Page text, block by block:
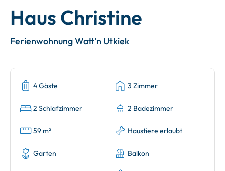
Haus Christine
Ferienwohnung Watt'n Utkiek
4 Gäste 3 Zimmer
2 Schlafzimmer 2 Badezimmer
59 m² Haustiere erlaubt
Garten Balkon